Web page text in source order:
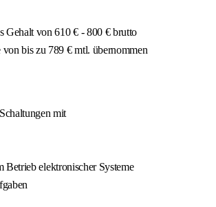
Gehalt von 610 € - 800 € brutto
bis zu 789 € mtl. übernommen
mit
Betrieb elektronischer Systeme